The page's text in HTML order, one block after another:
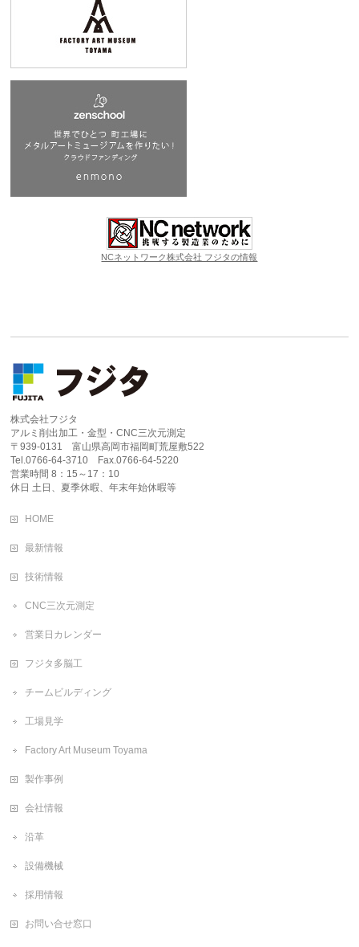
NCネットワーク株式会社 フジタの情報
株式会社フジタ
アルミ削出加工・金型・CNC三次元測定
〒939-0131 富山県高岡市福岡町荒屋敷522
Tel.0766-64-3710 Fax.0766-64-5220
営業時間 8：15～17：10
休日 土日、夏季休暇、年末年始休暇等
HOME
最新情報
技術情報
CNC三次元測定
営業日カレンダー
フジタ多脳工
チームビルディング
工場見学
Factory Art Museum Toyama
製作事例
会社情報
沿革
設備機械
採用情報
お問い合せ窓口